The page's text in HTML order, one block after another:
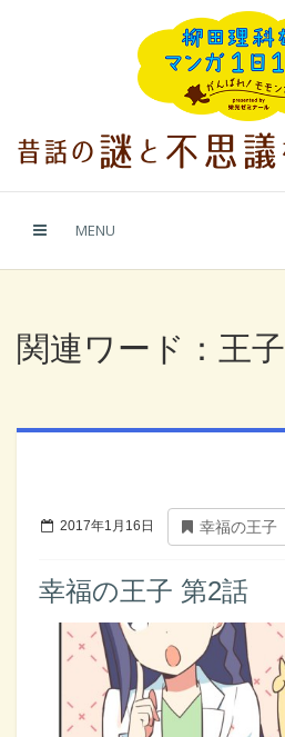
MENU
関連ワード：王子
2017年1月16日 幸福の王子
幸福の王子 第2話